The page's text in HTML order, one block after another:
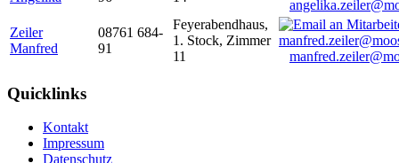
Zeiler
Manfred
08761 684-
91
Feyerabendhaus,
1. Stock, Zimmer
11
Quicklinks
Kontakt
Impressum
Datenschutz